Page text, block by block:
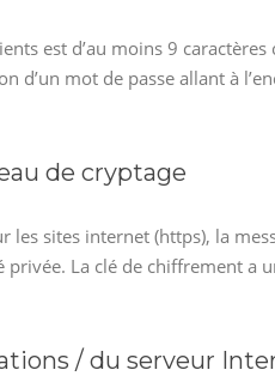
est d’au moins 9
d’un mot de passe allant à
de cryptage
sites internet (https), la
La clé de chiffrement
/ du serveur